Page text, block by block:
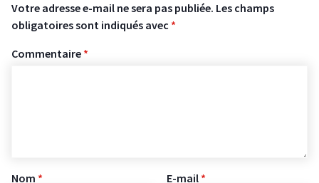
Votre adresse e-mail ne sera pas publiée. Les champs
obligatoires sont indiqués avec *
Commentaire *
Nom * E-mail *